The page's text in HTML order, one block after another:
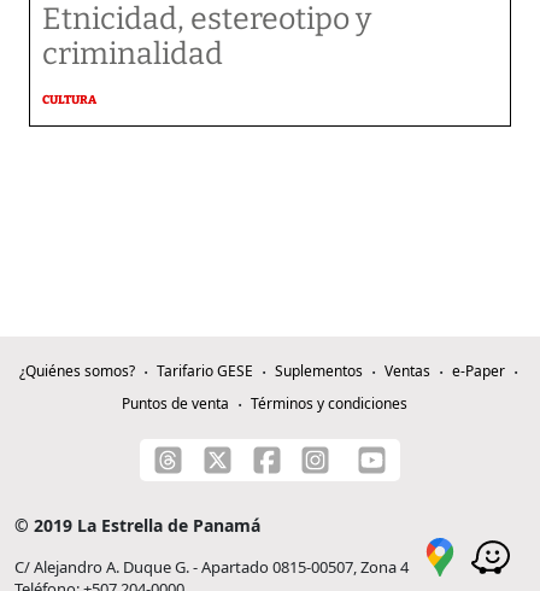
Etnicidad, estereotipo y
criminalidad
CULTURA
¿Quiénes somos? Tarifario GESE Suplementos Ventas
e-Paper
Puntos de venta
Términos y condiciones
© 2019 La Estrella de Panamá
C/ Alejandro A. Duque G. - Apartado 0815-00507, Zona 4